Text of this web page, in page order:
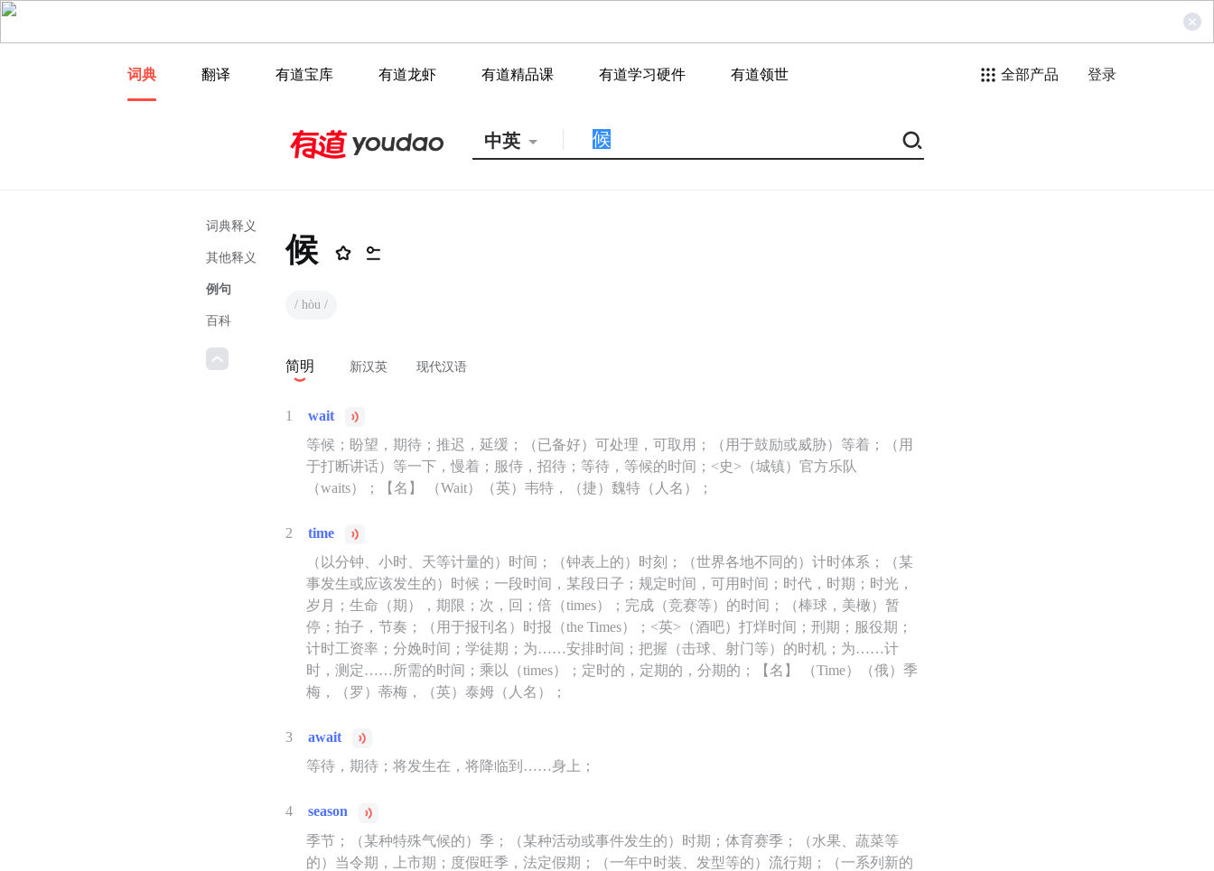
词典 翻译 有道宝库 有道龙虾 有道精品课 有道学习硬件 有道领世 全部产品 登录
中英
词典释义
其他释义
例句
百科
候
/ hòu /
简明 新汉英 现代汉语
1
wait
等候；盼望，期待；推迟，延缓；（已备好）可处理，可取用；（用于鼓励或威胁）等着；（用
于打断讲话）等一下，慢着；服侍，招待；等待，等候的时间；<史>（城镇）官方乐队
（waits）；【名】 （Wait）（英）韦特，（捷）魏特（人名）；
2
time
（以分钟、小时、天等计量的）时间；（钟表上的）时刻；（世界各地不同的）计时体系；（某
事发生或应该发生的）时候；一段时间，某段日子；规定时间，可用时间；时代，时期；时光，
岁月；生命（期），期限；次，回；倍（times）；完成（竞赛等）的时间；（棒球，美橄）暂
停；拍子，节奏；（用于报刊名）时报（the Times）；<英>（酒吧）打烊时间；刑期；服役期；
计时工资率；分娩时间；学徒期；为……安排时间；把握（击球、射门等）的时机；为……计
时，测定……所需的时间；乘以（times）；定时的，定期的，分期的；【名】 （Time）（俄）季
梅，（罗）蒂梅，（英）泰姆（人名）；
3
await
等待，期待；将发生在，将降临到……身上；
4
season
季节；（某种特殊气候的）季；（某种活动或事件发生的）时期；体育赛季；（水果、蔬菜等
的）当令期，上市期；度假旺季，法定假期；（一年中时装、发型等的）流行期；（一系列新的